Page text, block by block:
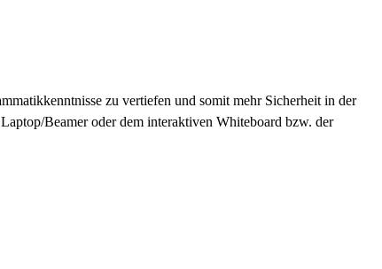
zu vertiefen und somit mehr Sicherheit in der
Beamer oder dem interaktiven Whiteboard bzw. der